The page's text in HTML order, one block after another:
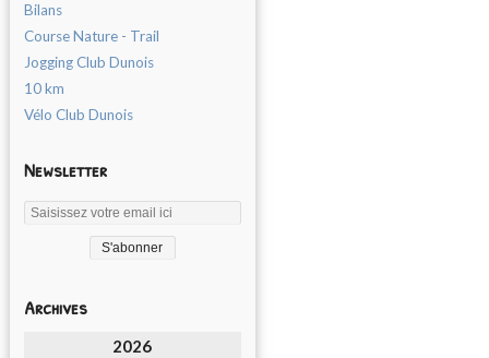
Bilans
Course Nature - Trail
Jogging Club Dunois
10 km
Vélo Club Dunois
Newsletter
Archives
2026